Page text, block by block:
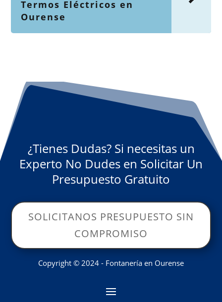
Termos Eléctricos en
Ourense
¿Tienes Dudas? Si necesitas un
Experto No Dudes en Solicitar Un
Presupuesto Gratuito
SOLICITANOS PRESUPUESTO SIN
COMPROMISO
Copyright © 2024 - Fontanería en Ourense